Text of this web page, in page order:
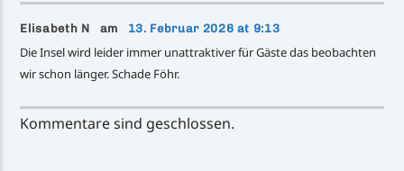
Elisabeth N am 13. Februar 2026 at 9:13
Die Insel wird leider immer unattraktiver für Gäste das beobachten
wir schon länger. Schade Föhr.
Kommentare sind geschlossen.